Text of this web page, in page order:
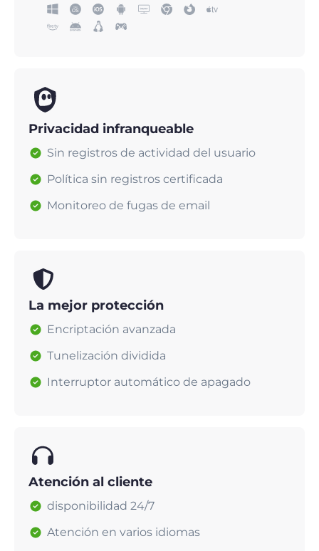
Privacidad infranqueable
Sin registros de actividad del usuario
Política sin registros certificada
Monitoreo de fugas de email
La mejor protección
Encriptación avanzada
Tunelización dividida
Interruptor automático de apagado
Atención al cliente
disponibilidad 24/7
Atención en varios idiomas